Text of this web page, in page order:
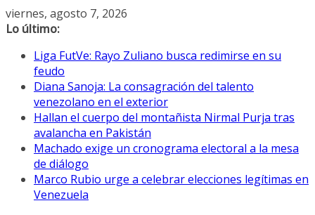
Saltar
al
viernes, agosto 7, 2026
Lo último:
Liga FutVe: Rayo Zuliano busca redimirse en su
feudo
Diana Sanoja: La consagración del talento
venezolano en el exterior
Hallan el cuerpo del montañista Nirmal Purja tras
avalancha en Pakistán
Machado exige un cronograma electoral a la mesa
de diálogo
Marco Rubio urge a celebrar elecciones legítimas en
Venezuela